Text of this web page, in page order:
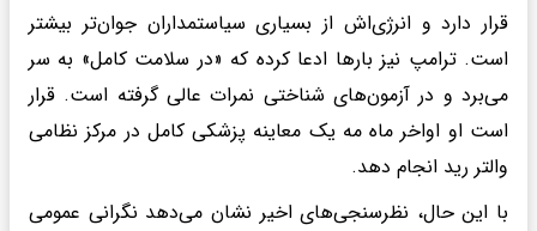
قرار دارد و انرژی‌اش از بسیاری سیاستمداران جوان‌تر بیشتر
است. ترامپ نیز بارها ادعا کرده که «در سلامت کامل» به سر
می‌برد و در آزمون‌های شناختی نمرات عالی گرفته است. قرار
است او اواخر ماه مه یک معاینه پزشکی کامل در مرکز نظامی
والتر رید انجام دهد.
با این حال، نظرسنجی‌های اخیر نشان می‌دهد نگرانی عمومی